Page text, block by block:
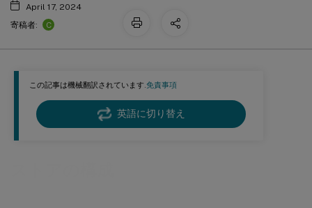
この記事は機械翻訳されています.免責事項
英語に切り替え
April 17, 2024
寄稿者:
C